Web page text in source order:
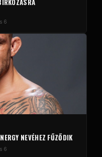
6
NEVÉHEZ FŰZŐDIK
6